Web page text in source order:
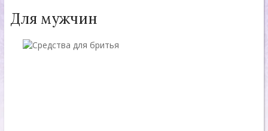
Для мужчин